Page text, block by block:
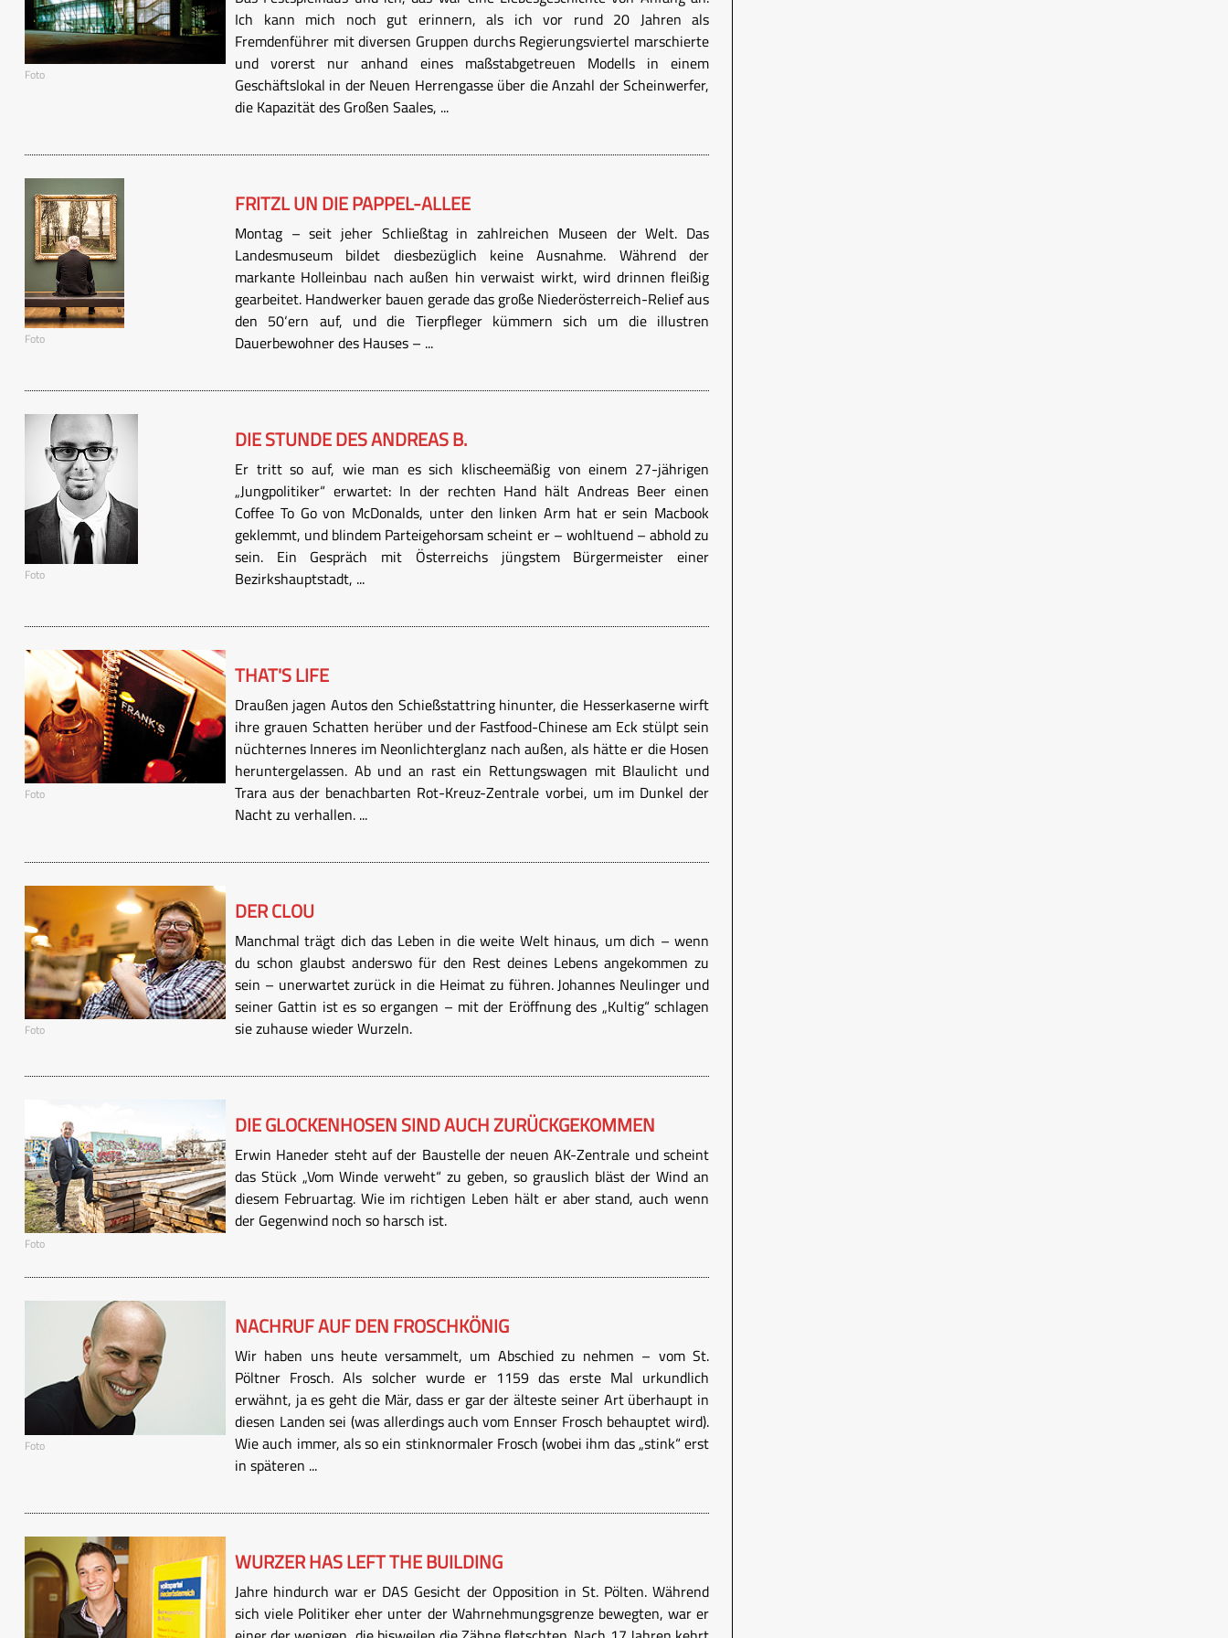
Foto
Ich kann mich noch gut erinnern, als ich vor rund 20 Jahren als
Fremdenführer mit diversen Gruppen durchs Regierungsviertel marschierte
und vorerst nur anhand eines maßstabgetreuen Modells in einem
Geschäftslokal in der Neuen Herrengasse über die Anzahl der Scheinwerfer,
die Kapazität des Großen Saales, ...
Foto
FRITZL UN DIE PAPPEL-ALLEE
Montag – seit jeher Schließtag in zahlreichen Museen der Welt. Das
Landesmuseum bildet diesbezüglich keine Ausnahme. Während der
markante Holleinbau nach außen hin verwaist wirkt, wird drinnen fleißig
gearbeitet. Handwerker bauen gerade das große Niederösterreich-Relief aus
den 50‘ern auf, und die Tierpfleger kümmern sich um die illustren
Dauerbewohner des Hauses – ...
Foto
DIE STUNDE DES ANDREAS B.
Er tritt so auf, wie man es sich klischeemäßig von einem 27-jährigen
„Jungpolitiker“ erwartet: In der rechten Hand hält Andreas Beer einen
Coffee To Go von McDonalds, unter den linken Arm hat er sein Macbook
geklemmt, und blindem Parteigehorsam scheint er – wohltuend – abhold zu
sein. Ein Gespräch mit Österreichs jüngstem Bürgermeister einer
Bezirkshauptstadt, ...
Foto
THAT'S LIFE
Draußen jagen Autos den Schießstattring hinunter, die Hesserkaserne wirft
ihre grauen Schatten herüber und der Fastfood-Chinese am Eck stülpt sein
nüchternes Inneres im Neonlichterglanz nach außen, als hätte er die Hosen
heruntergelassen. Ab und an rast ein Rettungswagen mit Blaulicht und
Trara aus der benachbarten Rot-Kreuz-Zentrale vorbei, um im Dunkel der
Nacht zu verhallen. ...
Foto
DER CLOU
Manchmal trägt dich das Leben in die weite Welt hinaus, um dich – wenn
du schon glaubst anderswo für den Rest deines Lebens angekommen zu
sein – unerwartet zurück in die Heimat zu führen. Johannes Neulinger und
seiner Gattin ist es so ergangen – mit der Eröffnung des „Kultig“ schlagen
sie zuhause wieder Wurzeln.
Foto
DIE GLOCKENHOSEN SIND AUCH ZURÜCKGEKOMMEN
Erwin Haneder steht auf der Baustelle der neuen AK-Zentrale und scheint
das Stück „Vom Winde verweht“ zu geben, so grauslich bläst der Wind an
diesem Februartag. Wie im richtigen Leben hält er aber stand, auch wenn
der Gegenwind noch so harsch ist.
Foto
NACHRUF AUF DEN FROSCHKÖNIG
Wir haben uns heute versammelt, um Abschied zu nehmen – vom St.
Pöltner Frosch. Als solcher wurde er 1159 das erste Mal urkundlich
erwähnt, ja es geht die Mär, dass er gar der älteste seiner Art überhaupt in
diesen Landen sei (was allerdings auch vom Ennser Frosch behauptet wird).
Wie auch immer, als so ein stinknormaler Frosch (wobei ihm das „stink“ erst
in späteren ...
WURZER HAS LEFT THE BUILDING
Jahre hindurch war er DAS Gesicht der Opposition in St. Pölten. Während
sich viele Politiker eher unter der Wahrnehmungsgrenze bewegten, war er